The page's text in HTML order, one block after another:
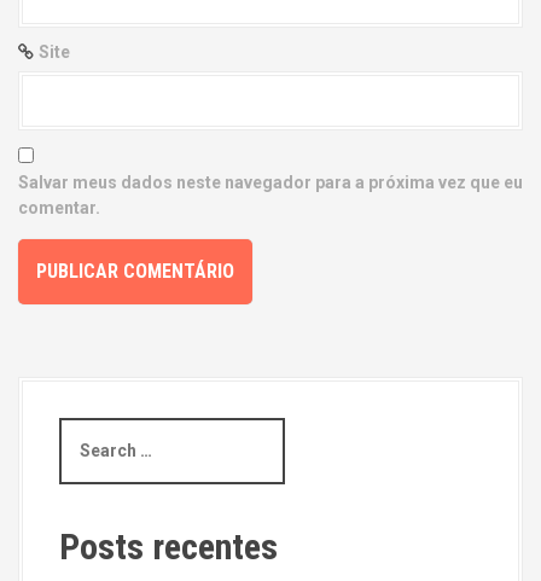
Site
Salvar meus dados neste navegador para a próxima vez que eu
comentar.
a
c
h
Posts recentes